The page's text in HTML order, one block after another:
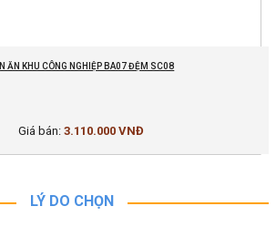
ĂN KHU CÔNG NGHIỆP BA07 ĐỆM SC08
Giá bán: 3.110.000 VNĐ
LÝ DO CHỌN